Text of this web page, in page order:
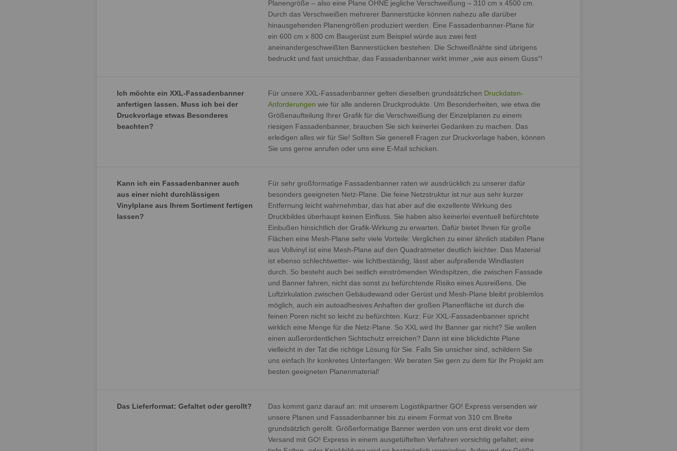
Planengröße – also eine Plane OHNE jegliche Verschweißung – 310 cm x 4500 cm.
Durch das Verschweißen mehrerer Bannerstücke können nahezu alle darüber
hinausgehenden Planengrößen produziert werden. Eine Fassadenbanner-Plane für
ein 600 cm x 800 cm Baugerüst zum Beispiel würde aus zwei fest
aneinandergeschweißten Bannerstücken bestehen. Die Schweißnähte sind übrigens
bedruckt und fast unsichtbar, das Fassadenbanner wirkt immer „wie aus einem Guss“!
Ich möchte ein XXL-Fassadenbanner
anfertigen lassen. Muss ich bei der
Druckvorlage etwas Besonderes
beachten?
Für unsere XXL-Fassadenbanner gelten dieselben grundsätzlichen Druckdaten-
Anforderungen wie für alle anderen Druckprodukte. Um Besonderheiten, wie etwa die
Größenaufteilung Ihrer Grafik für die Verschweißung der Einzelplanen zu einem
riesigen Fassadenbanner, brauchen Sie sich keinerlei Gedanken zu machen. Das
erledigen alles wir für Sie! Sollten Sie generell Fragen zur Druckvorlage haben, können
Sie uns gerne anrufen oder uns eine E-Mail schicken.
Kann ich ein Fassadenbanner auch
aus einer nicht durchlässigen
Vinylplane aus Ihrem Sortiment fertigen
lassen?
Für sehr großformatige Fassadenbanner raten wir ausdrücklich zu unserer dafür
besonders geeigneten Netz-Plane. Die feine Netzstruktur ist nur aus sehr kurzer
Entfernung leicht wahrnehmbar, das hat aber auf die exzellente Wirkung des
Druckbildes überhaupt keinen Einfluss. Sie haben also keinerlei eventuell befürchtete
Einbußen hinsichtlich der Grafik-Wirkung zu erwarten. Dafür bietet Ihnen für große
Flächen eine Mesh-Plane sehr viele Vorteile: Verglichen zu einer ähnlich stabilen Plane
aus Vollvinyl ist eine Mesh-Plane auf den Quadratmeter deutlich leichter. Das Material
ist ebenso schlechtwetter- wie lichtbeständig, lässt aber aufprallende Windlasten
durch. So besteht auch bei seitlich einströmenden Windspitzen, die zwischen Fassade
und Banner fahren, nicht das sonst zu befürchtende Risiko eines Ausreißens. Die
Luftzirkulation zwischen Gebäudewand oder Gerüst und Mesh-Plane bleibt problemlos
möglich, auch ein autoadhesives Anhaften der großen Planenfläche ist durch die
feinen Poren nicht so leicht zu befürchten. Kurz: Für XXL-Fassadenbanner spricht
wirklich eine Menge für die Netz-Plane. So XXL wird Ihr Banner gar nicht? Sie wollen
einen außerordentlichen Sichtschutz erreichen? Dann ist eine blickdichte Plane
vielleicht in der Tat die richtige Lösung für Sie. Falls Sie unsicher sind, schildern Sie
uns einfach Ihr konkretes Unterfangen: Wir beraten Sie gern zu dem für Ihr Projekt am
besten geeigneten Planenmaterial!
Das Lieferformat: Gefaltet oder gerollt?
Das kommt ganz darauf an: mit unserem Logistikpartner GO! Express versenden wir
unsere Planen und Fassadenbanner bis zu einem Format von 310 cm Breite
grundsätzlich gerollt. Größerformatige Banner werden von uns erst direkt vor dem
Versand mit GO! Express in einem ausgetüftelten Verfahren vorsichtig gefaltet; eine